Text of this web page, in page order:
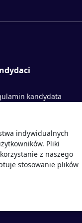
kandydata
o pracodawcach
indywidualnych
Pliki
z naszego
stosowanie plików